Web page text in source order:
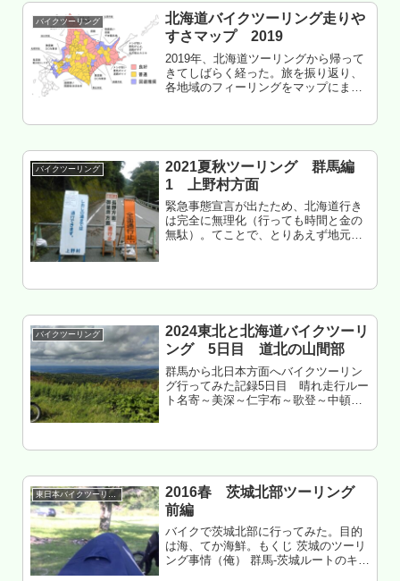
バイクツーリング
北海道バイクツーリング走りや
すさマップ 2019
2019年、北海道ツーリングから帰って
きてしばらく経った。旅を振り返り、
各地域のフィーリングをマップにまと
のため、天候や気温により変化するこ
バイクツーリング
2021夏秋ツーリング 群馬編
1 上野村方面
緊急事態宣言が出たため、北海道行き
は完全に無理化（行っても時間と金の
無駄）。てことで、とりあえず地元の
量激減 ハーフウェットで林道...
バイクツーリング
2024東北と北海道バイクツーリ
ング 5日目 道北の山間部
群馬から北日本方面へバイクツーリン
グ行ってみた記録5日目 晴れ走行ルー
ト名寄～美深～仁宇布～歌登～中頓別
東日本バイクツーリング
2016春 茨城北部ツーリング
前編
バイクで茨城北部に行ってみた。目的
は海、てか海鮮。もくじ 茨城のツーリ
ング事情（俺） 群馬-茨城ルートのキモ